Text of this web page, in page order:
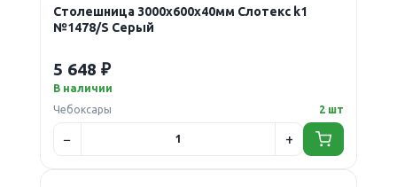
Столешница 3000х600х40мм Слотекс k1
№1478/S Серый
5 648 ₽
В наличии
Чебоксары
2 шт